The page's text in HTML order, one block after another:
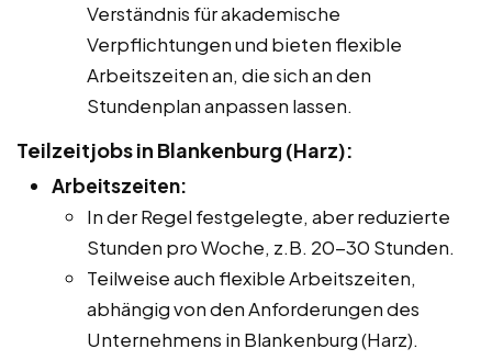
Verständnis für akademische
Verpflichtungen und bieten flexible
Arbeitszeiten an, die sich an den
Stundenplan anpassen lassen.
Teilzeitjobs in Blankenburg (Harz):
Arbeitszeiten:
In der Regel festgelegte, aber reduzierte
Stunden pro Woche, z.B. 20-30 Stunden.
Teilweise auch flexible Arbeitszeiten,
abhängig von den Anforderungen des
Unternehmens in Blankenburg (Harz).